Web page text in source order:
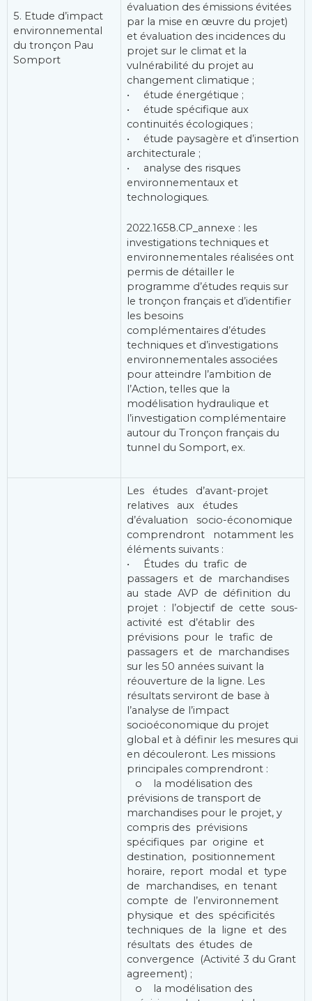
5. Etude d’impact
environnemental
du tronçon Pau
Somport
évaluation des émissions évitées
par la mise en œuvre du projet)
et évaluation des incidences du
projet sur le climat et la
vulnérabilité du projet au
changement climatique ;
• étude énergétique ;
• étude spécifique aux
continuités écologiques ;
• étude paysagère et d’insertion
architecturale ;
• analyse des risques
environnementaux et
technologiques.
2022.1658.CP_annexe : les
investigations techniques et
environnementales réalisées ont
permis de détailler le
programme d’études requis sur
le tronçon français et d’identifier
les besoins
complémentaires d’études
techniques et d’investigations
environnementales associées
pour atteindre l’ambition de
l’Action, telles que la
modélisation hydraulique et
l’investigation complémentaire
autour du Tronçon français du
tunnel du Somport, ex.
Les études d’avant-projet
relatives aux études
d’évaluation socio-économique
comprendront notamment les
éléments suivants :
• Études du trafic de
passagers et de marchandises
au stade AVP de définition du
projet : l’objectif de cette sous-
activité est d’établir des
prévisions pour le trafic de
passagers et de marchandises
sur les 50 années suivant la
réouverture de la ligne. Les
résultats serviront de base à
l’analyse de l’impact
socioéconomique du projet
global et à définir les mesures qui
en découleront. Les missions
principales comprendront :
o la modélisation des
prévisions de transport de
marchandises pour le projet, y
compris des prévisions
spécifiques par origine et
destination, positionnement
horaire, report modal et type
de marchandises, en tenant
compte de l’environnement
physique et des spécificités
techniques de la ligne et des
résultats des études de
convergence (Activité 3 du Grant
agreement) ;
o la modélisation des